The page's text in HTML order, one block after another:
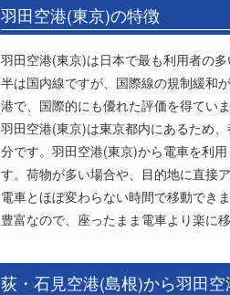
羽田空港(東京)の特徴
羽田空港(東京)は日本で最も利用者の
半は国内線ですが、国際線の規制緩和
港で、国際的にも優れた評価を得ていま
羽田空港(東京)は東京都内にあるため
分です。羽田空港(東京)から電車を利
す。荷物が多い場合や、目的地に直接
電車とほぼ変わらない時間で移動でき
豊富なので、座ったまま電車より楽に
荻・石見空港(島根)から羽田